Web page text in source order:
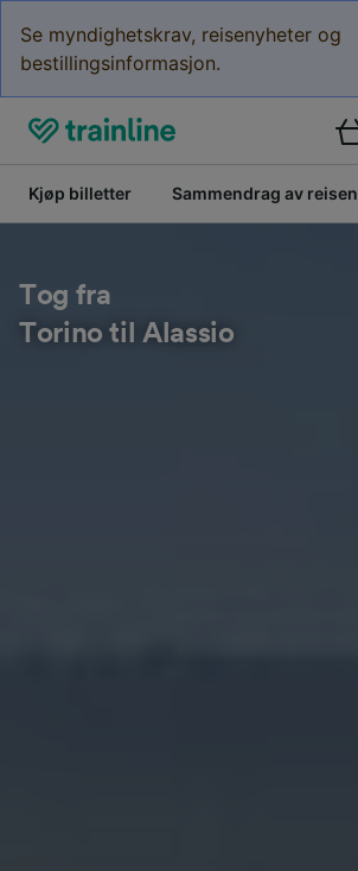
Se myndighetskrav, reisenyheter og
bestillingsinformasjon.
Kjøp billetter Sammendrag av reisen
Tog fra
Torino til Alassio